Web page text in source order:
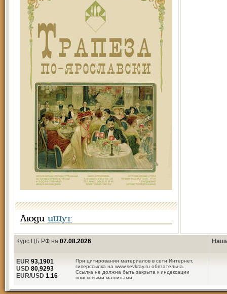
Люди ищут
Курс ЦБ РФ на 07.08.2026
При цитировании материалов в сети Интернет,
гиперссылка на www.sevkray.ru обязательна.
Ссылка не должна быть закрыта к индексации
поисковыми машинами.
EUR 93,1901
USD 80,9293
EUR/USD 1.16